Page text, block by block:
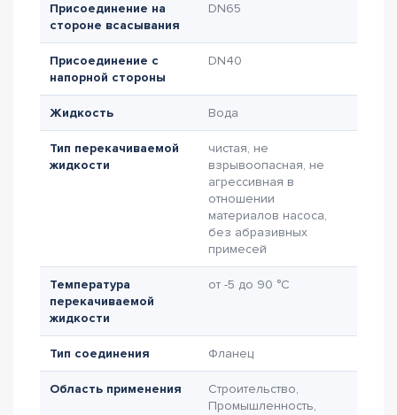
Присоединение на
стороне всасывания
DN65
Присоединение с
напорной стороны
DN40
Жидкость Вода
Тип перекачиваемой
жидкости
чистая, не
взрывоопасная, не
агрессивная в
отношении
материалов насоса,
без абразивных
примесей
Температура
перекачиваемой
жидкости
от -5 до 90 °C
Тип соединения Фланец
Область применения
Строительство,
Промышленность,